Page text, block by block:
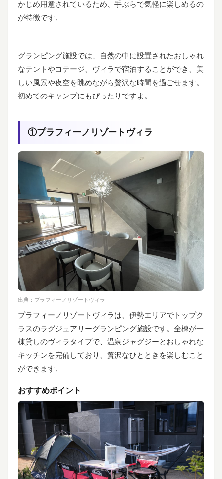
かじめ用意されているため、手ぶらで気軽に楽しめるの
が特徴です。
グランピング施設では、自然の中に設置されたおしゃれ
なテントやコテージ、ヴィラで宿泊することができ、美
しい風景や夜空を眺めながら贅沢な時間を過ごせます。
初めてのキャンプにもぴったりですよ。
①プラフィーノリゾートヴィラ
出典： プラフィーノリゾートヴィラ
プラフィーノリゾートヴィラは、伊勢エリアでトップク
ラスのラグジュアリーグランピング施設です。全棟が一
棟貸しのヴィラタイプで、温泉ジャグジーとおしゃれな
キッチンを完備しており、贅沢なひとときを楽しむこと
ができます。
おすすめポイント